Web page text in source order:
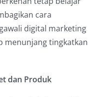
cara
digital marketing
menunjang tingkatkan
dan Produk